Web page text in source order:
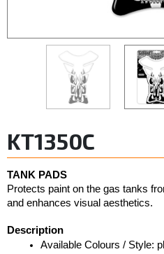
KT1350C
TANK PADS
Protects paint on the gas tanks
and enhances visual aesthetics.
Description
Available Colours / Style: